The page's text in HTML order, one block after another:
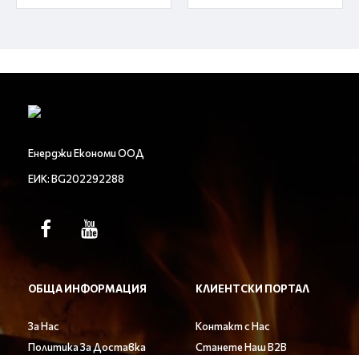
Енерджи Економи ООД
ЕИК: BG202292288
ОБЩА ИНФОРМАЦИЯ
За Нас
Политика За Доставка
КЛИЕНТСКИ ПОРТАЛ
Контакт с Нас
Станете Наш B2B